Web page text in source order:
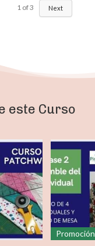
1 of3 Next
este Curso
Promoción